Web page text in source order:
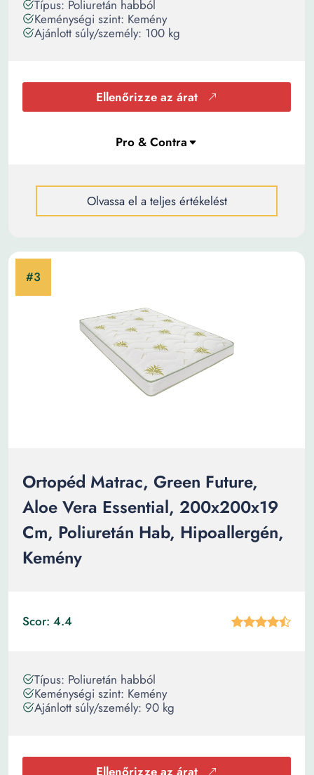
Típus: Poliuretán habból
Keménységi szint: Kemény
Ajánlott súly/személy: 100 kg
Ellenőrizze az árat
Olvassa el a teljes értékelést
Ortopéd Matrac, Green Future,
Aloe Vera Essential, 200x200x19
Cm, Poliuretán Hab, Hipoallergén,
Kemény
Scor: 4.4
Típus: Poliuretán habból
Keménységi szint: Kemény
Ajánlott súly/személy: 90 kg
Ellenőrizze az árat